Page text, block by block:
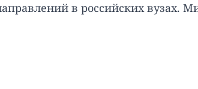
в российских вузах.